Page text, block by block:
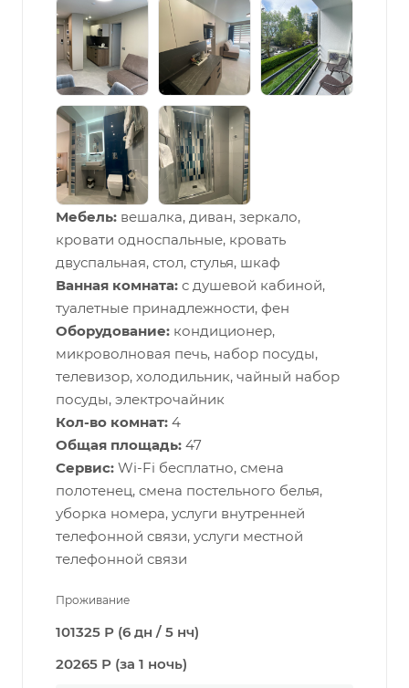
Мебель: вешалка, диван, зеркало,
кровати односпальные, кровать
двуспальная, стол, стулья, шкаф
Ванная комната: с душевой кабиной,
туалетные принадлежности, фен
Оборудование: кондиционер,
микроволновая печь, набор посуды,
телевизор, холодильник, чайный набор
посуды, электрочайник
Кол-во комнат: 4
Общая площадь: 47
Сервис: Wi-Fi бесплатно, смена
полотенец, смена постельного белья,
уборка номера, услуги внутренней
телефонной связи, услуги местной
телефонной связи
Проживание
101325 Р (6 дн / 5 нч)
20265 Р (за 1 ночь)